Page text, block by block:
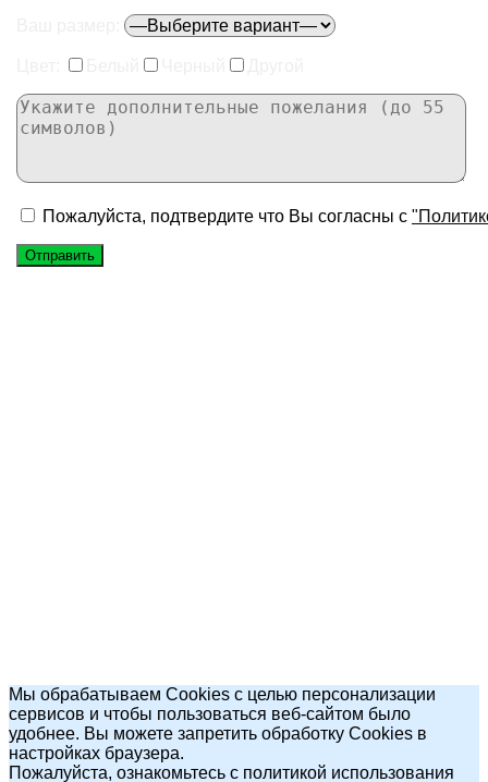
Пожалуйста, подтвердите что Вы согласны с
Мы обрабатываем Cookies с целью персонализации
сервисов и чтобы пользоваться веб-сайтом было
удобнее. Вы можете запретить обработку Cookies в
настройках браузера.
Пожалуйста, ознакомьтесь с политикой использования